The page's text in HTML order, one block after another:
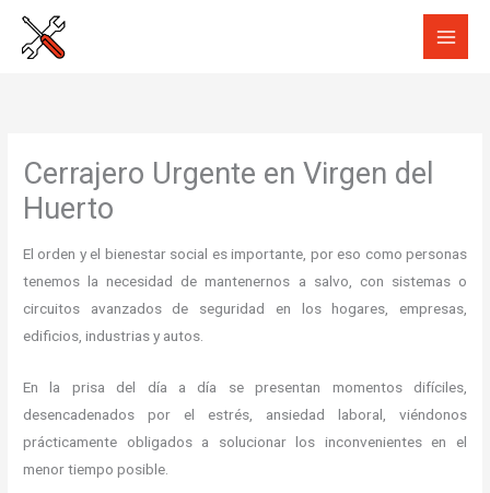
Cerrajero Urgente en Virgen del
Huerto
El orden y el bienestar social es importante, por eso como personas
tenemos la necesidad de mantenernos a salvo, con sistemas o
circuitos avanzados de seguridad en los hogares, empresas,
edificios, industrias y autos.
En la prisa del día a día se presentan momentos difíciles,
desencadenados por el estrés, ansiedad laboral, viéndonos
prácticamente obligados a solucionar los inconvenientes en el
menor tiempo posible.